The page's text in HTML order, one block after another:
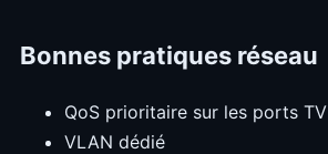
Bonnes pratiques réseau
QoS prioritaire sur les ports TV
VLAN dédié